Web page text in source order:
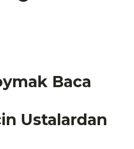
Baca
Ustalardan